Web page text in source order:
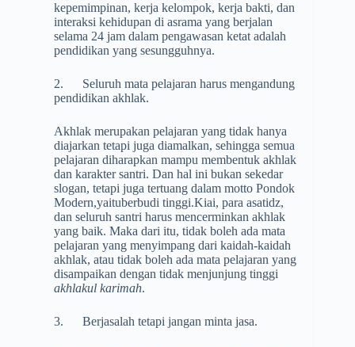
kepemimpinan, kerja kelompok, kerja bakti, dan
interaksi kehidupan di asrama yang berjalan
selama 24 jam dalam pengawasan ketat adalah
pendidikan yang sesungguhnya.
2. Seluruh mata pelajaran harus mengandung
pendidikan akhlak.
Akhlak merupakan pelajaran yang tidak hanya
diajarkan tetapi juga diamalkan, sehingga semua
pelajaran diharapkan mampu membentuk akhlak
dan karakter santri. Dan hal ini bukan sekedar
slogan, tetapi juga tertuang dalam motto Pondok
Modern,yaituberbudi tinggi.Kiai, para asatidz,
dan seluruh santri harus mencerminkan akhlak
yang baik. Maka dari itu, tidak boleh ada mata
pelajaran yang menyimpang dari kaidah-kaidah
akhlak, atau tidak boleh ada mata pelajaran yang
disampaikan dengan tidak menjunjung tinggi
akhlakul karimah.
3. Berjasalah tetapi jangan minta jasa.